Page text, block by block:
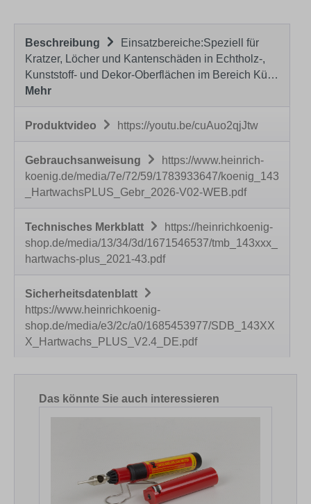
Beschreibung
Einsatzbereiche:Speziell für
Kratzer, Löcher und Kantenschäden in Echtholz-,
Kunststoff- und Dekor-Oberflächen im Bereich Kü…
Mehr
Produktvideo https://youtu.be/cuAuo2qjJtw
Gebrauchsanweisung
https://www.heinrich-
koenig.de/media/7e/72/59/1783933647/koenig_143
_HartwachsPLUS_Gebr_2026-V02-WEB.pdf
Technisches Merkblatt
https://heinrichkoenig-
shop.de/media/13/34/3d/1671546537/tmb_143xxx_
hartwachs-plus_2021-43.pdf
Sicherheitsdatenblatt
https://www.heinrichkoenig-
shop.de/media/e3/2c/a0/1685453977/SDB_143XX
X_Hartwachs_PLUS_V2.4_DE.pdf
Produktgalerie überspringen
Das könnte Sie auch interessieren